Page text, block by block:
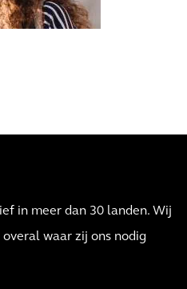
in meer dan 30 landen. Wij
waar zij ons nodig